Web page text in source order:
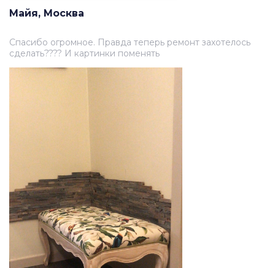
Майя, Москва
Спасибо огромное. Правда теперь ремонт захотелось
сделать???? И картинки поменять